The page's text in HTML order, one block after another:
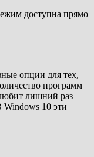
доступна прямо
опции для тех,
программ
лишний раз
Windows 10 эти